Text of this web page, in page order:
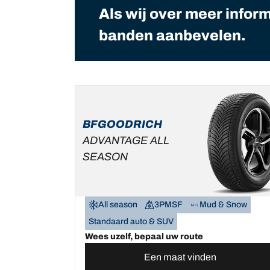
Als wij over meer
banden aanbevelen.
BFGOODRICH
ADVANTAGE ALL
SEASON
All season 3PMSF
Mud & Snow
Standaard auto & SUV
Wees uzelf, bepaal uw route
Een maat vinden